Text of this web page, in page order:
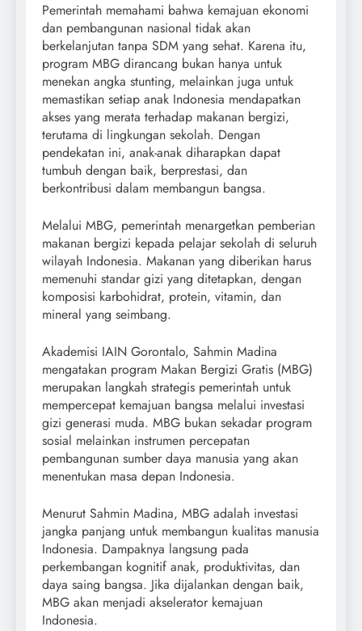
Pemerintah memahami bahwa kemajuan ekonomi
dan pembangunan nasional tidak akan
berkelanjutan tanpa SDM yang sehat. Karena itu,
program MBG dirancang bukan hanya untuk
menekan angka stunting, melainkan juga untuk
memastikan setiap anak Indonesia mendapatkan
akses yang merata terhadap makanan bergizi,
terutama di lingkungan sekolah. Dengan
pendekatan ini, anak-anak diharapkan dapat
tumbuh dengan baik, berprestasi, dan
berkontribusi dalam membangun bangsa.
Melalui MBG, pemerintah menargetkan pemberian
makanan bergizi kepada pelajar sekolah di seluruh
wilayah Indonesia. Makanan yang diberikan harus
memenuhi standar gizi yang ditetapkan, dengan
komposisi karbohidrat, protein, vitamin, dan
mineral yang seimbang.
Akademisi IAIN Gorontalo, Sahmin Madina
mengatakan program Makan Bergizi Gratis (MBG)
merupakan langkah strategis pemerintah untuk
mempercepat kemajuan bangsa melalui investasi
gizi generasi muda. MBG bukan sekadar program
sosial melainkan instrumen percepatan
pembangunan sumber daya manusia yang akan
menentukan masa depan Indonesia.
Menurut Sahmin Madina, MBG adalah investasi
jangka panjang untuk membangun kualitas manusia
Indonesia. Dampaknya langsung pada
perkembangan kognitif anak, produktivitas, dan
daya saing bangsa. Jika dijalankan dengan baik,
MBG akan menjadi akselerator kemajuan
Indonesia.